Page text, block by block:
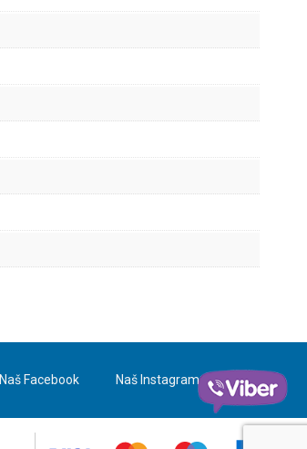
Naš Facebook Naš Instagram Blog